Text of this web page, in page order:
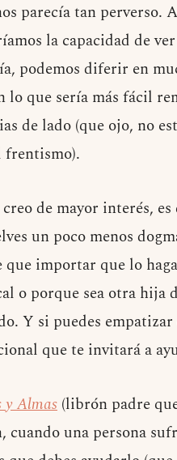
parecía tan perverso.
la capacidad de
podemos diferir en
lo que sería más fácil
de lado (que ojo, no
frentismo).
de mayor interés,
un poco menos
importar que lo
o porque sea otra hija
Y si puedes
que te invitará a
y Almas (librón padre
cuando una persona